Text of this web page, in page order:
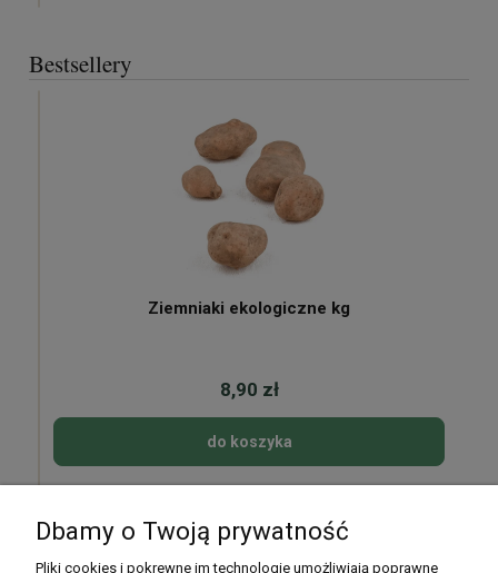
Bestsellery
Ziemniaki ekologiczne kg
8,90 zł
do koszyka
Dbamy o Twoją prywatność
Pliki cookies i pokrewne im technologie umożliwiają poprawne